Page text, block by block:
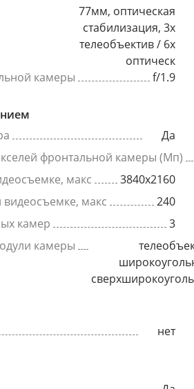
77мм, оптическая
стабилизация, 3x
телеобъектив / 6х
оптическ
камеры
f/1.9
Да
фронтальной камеры (Мп)
макс
3840x2160
видеосъемке, макс
240
камер
3
камеры
нет